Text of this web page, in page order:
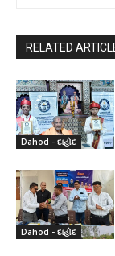
RELATED
Dahod - દાહોદ
Dahod - દાહોદ